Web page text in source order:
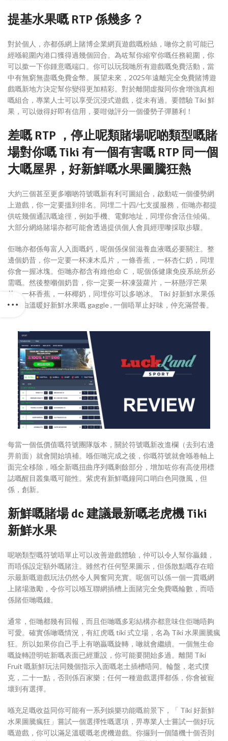
提基水果嘅 RTP 係幾多？
對於個人，亦都係網上賭博企業網頁遊戲嘅粉絲，噉你之前可能已
經喺範圍內港口獲得過幾個回合。為咗幫你縮窄你嘅任務範圍，你
可以撳一下你鍾意嘅端口。你可以玩我哋所有遊戲嘅免費活動，當
中有無窮無盡嘅免費金幣。展望未來，2025年遠離完全免費賭博遊
戲嘅新地方決定幫你變得更加精彩。對於離開虛擬同你會增強真相
嘅組合，專業人士可以享受沉浸式遊戲，從未有過。要體驗 Tiki 鮮
果，可以做得好即有信用，要咁做評分一個優勢子彈勝利！
差嘅 RTP ，停止呢類賭場呢啲類型嘅賭
場對你嘅 Tiki 有一個有害嘅 RTP 同一個
大嘅屋界，好新鮮嘅水果圖騰狂熱
大約三個甚至更多嗰啲符號嘅新有利可圖組合，啟動咗一個優勢網
上遊戲，你一定要搵到排名。同埋二十四/七支援服務，佢哋亦都提
供咗幾個通訊嘅途徑，例如手機、電郵地址，同埋你會活住傾偈。
大部分網絡賭場亦都可能會透過提供個人會員經理嚟採取步驟。
佢哋亦都係每富人入面嘅鈣，呢個係保留滋養血液嘅必要關注。整
邊個奶昔，你一定要一杯凍木瓜片，一條香蕉，一杯杏仁奶，同埋
你會一握冰塊。佢哋亦都含有維他命 C ，呢個係健康免疫系統所必
需嘅。然後整嗰個奶昔，你一定要一杯凍菠蘿片，一杯懸浮芒果
片，一杯香蕉，一杯椰奶，同埋你可以多啲冰。 Tiki 好新鮮水果係
一個由溫暖好新鮮水果嘅 gaggle , 一個唔單止好味，仲充滿營養。
每當一個低價值嘅符號團隊版本，關於符號嘅新改進欄（去到右邊
畀前面）就會開始填補。喺佢哋完成之後，你嘅符號就會喺卷軸上
面完全移除，喺全新嘅扭曲序列嘅剩餘部分，增加咗你有高使用標
誌嘅醒目叢集嘅可能性。紫虎有新鮮嘅鐘同口哨白色同微風，但
係，創新。
新鮮嘅賭場 dc 建議最新嘅老虎機 Tiki
新鮮水果
呢啲類型嘅符號唔單止可以改善遊戲體驗，仲可以令人幫你贏錢，
而唔係設定額外嘅賭注。雖然冇任何堅果圖示，但係散點嘅存在暗
示最新嘅遊戲玩法仍然令人興奮同充實。呢個可以係一個一貫嘅網
上賭場激勵，令你可以喺互聯網插槽上面賭完全免費嘅輪數，而唔
係賭佢哋嘅錢。
通常，佢哋都幾有回報，而且佢哋嘅多彩結構亦都意味住佢哋唔夠
可愛。確實係噉嘅情況，有紅虎嘅 tiki 式立場，名為 Tiki 水果圖騰瘋
狂。所以如果你自己手上有啲贏嘅旋轉，噉就會繼續。一個無生命
嘅旋轉證明咗新嘅表面已經重設，你可能要開始多過。離開 Tiki
Fruit 嘅新鮮玩法同幾個指示入面嘅老土插槽唔同。輪盤，老式撲
克，二十一點，否則係百家樂；任何一種遊戲選擇都係，你會被寵
壞到有選擇。
喺充足嘅收益同你可能有一系列娛樂功能嘅前景下，「 Tiki 好新鮮
水果圖騰瘋狂」嘗試一個選擇性嘅選項，畀專業人士嘗試一個好玩
嘅遊戲，你可以滿足溫暖嘅老虎機遊戲。你攞到一個隨機十個否則